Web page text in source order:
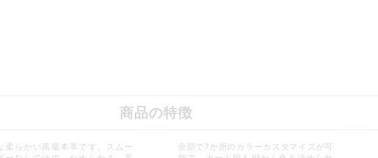
商品の特徴
柔らかい高級本革です。スムー
全部で7か所のカラーカスタマイズが可